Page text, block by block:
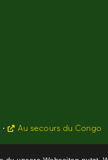
• Au secours du Congo